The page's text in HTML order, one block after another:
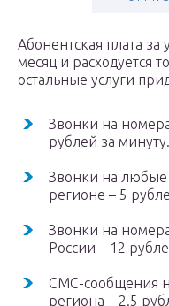
Абонентская плата за
месяц и расходуется
остальные услуги
Звонки на
рублей за минуту.
Звонки на
регионе – 5
Звонки на
России – 12
СМС-сообщения
региона – 2.5